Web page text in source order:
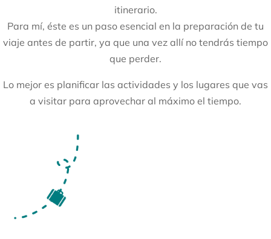
itinerario.
Para mí, éste es un paso esencial en la preparación de tu
viaje antes de partir, ya que una vez allí no tendrás tiempo
que perder.
Lo mejor es planificar las actividades y los lugares que vas
a visitar para aprovechar al máximo el tiempo.